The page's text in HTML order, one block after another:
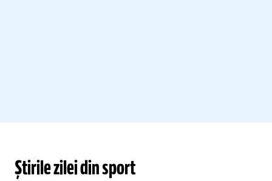
Știrile zilei din sport